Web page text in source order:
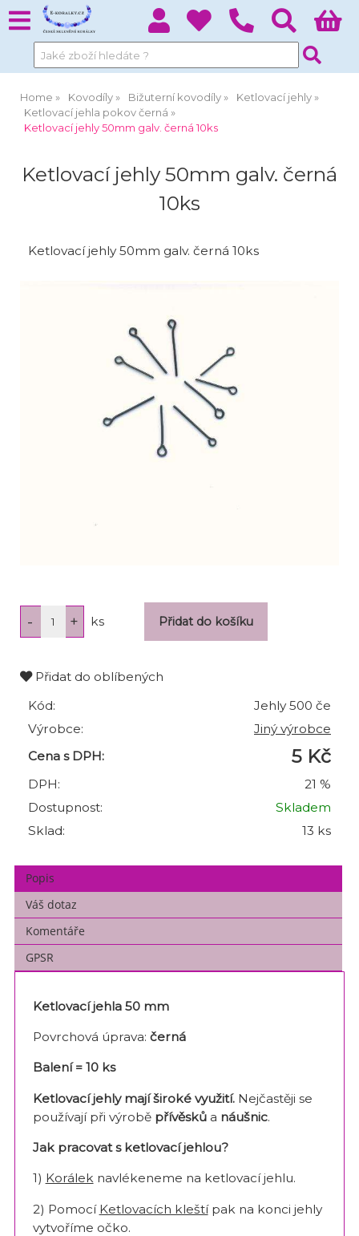
Home Kovodíly Bižuterní kovodíly
Ketlovací jehly
Ketlovací jehla pokov černá
Ketlovací jehly 50mm galv. černá 10ks
Ketlovací jehly 50mm galv. černá
10ks
Ketlovací jehly 50mm galv. černá 10ks
ks
Přidat do oblíbených
Kód:
Jehly 500 če
Výrobce:
Jiný výrobce
Cena s DPH:
5 Kč
DPH:
21 %
Dostupnost:
Skladem
Sklad:
13 ks
Popis
Váš dotaz
Komentáře
GPSR
Ketlovací jehla 50 mm
Povrchová úprava: černá
Balení = 10 ks
Ketlovací jehly mají široké využití. Nejčastěji se
používají při výroběpřívěsků a náušnic.
Jak pracovat s ketlovací jehlou?
1) Koráleknavlékeneme na ketlovací jehlu.
2) Pomocí Ketlovacích kleštípak na konci jehly
vytvoříme očko.